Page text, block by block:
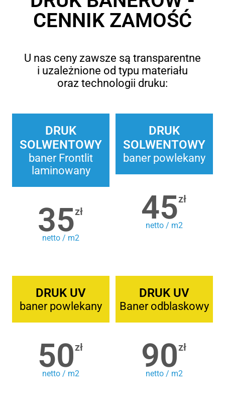
CENNIK ZAMOŚĆ
U nas ceny zawsze są transparentne
i uzależnione od typu materiału
oraz technologii druku:
DRUK
SOLWENTOWY
baner Frontlit
laminowany
35zł
netto / m2
DRUK
SOLWENTOWY
baner powlekany
45zł
netto / m2
DRUK UV
baner powlekany
50zł
netto / m2
DRUK UV
Baner odblaskowy
90zł
netto / m2